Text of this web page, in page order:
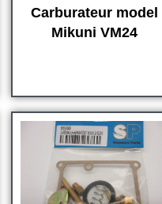
Carburateur model
Mikuni VM24